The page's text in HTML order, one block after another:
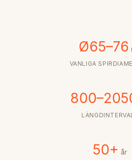
Ø65–76
VANLIGA
50+ år